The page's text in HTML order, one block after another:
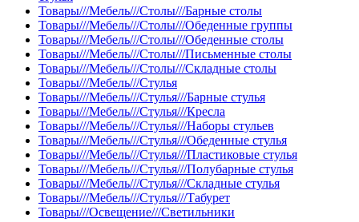
Товары///Мебель///Столы///Барные столы
Товары///Мебель///Столы///Обеденные группы
Товары///Мебель///Столы///Обеденные столы
Товары///Мебель///Столы///Письменные столы
Товары///Мебель///Столы///Складные столы
Товары///Мебель///Стулья
Товары///Мебель///Стулья///Барные стулья
Товары///Мебель///Стулья///Кресла
Товары///Мебель///Стулья///Наборы стульев
Товары///Мебель///Стулья///Обеденные стулья
Товары///Мебель///Стулья///Пластиковые стулья
Товары///Мебель///Стулья///Полубарные стулья
Товары///Мебель///Стулья///Складные стулья
Товары///Мебель///Стулья///Табурет
Товары///Освещение///Светильники